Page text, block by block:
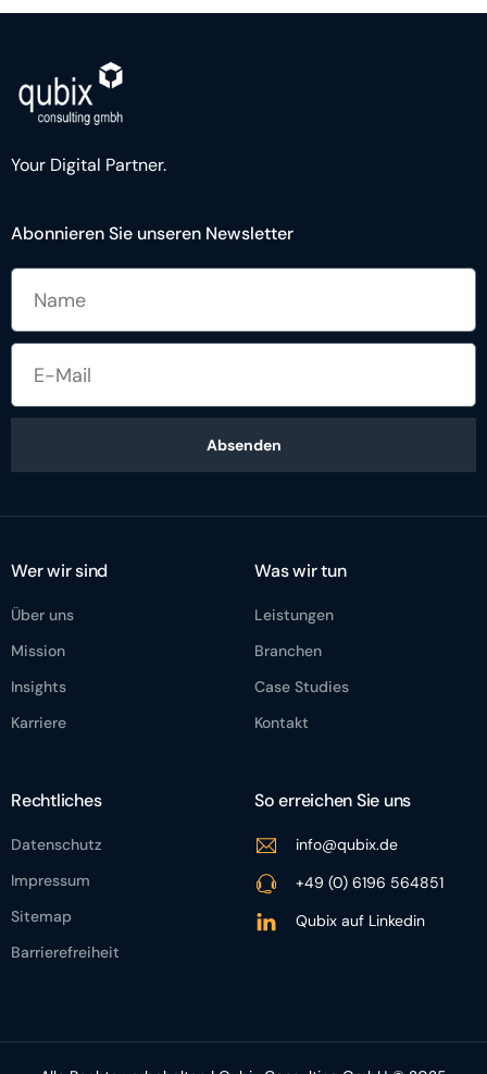
Your Digital Partner.
Abonnieren Sie unseren Newsletter
Absenden
Wer wir sind
Über uns
Mission
Insights
Karriere
Was wir tun
Leistungen
Branchen
Case Studies
Kontakt
Rechtliches
Datenschutz
Impressum
Sitemap
Barrierefreiheit
So erreichen Sie uns
info@qubix.de
+49 (0) 6196 564851
Qubix auf Linkedin